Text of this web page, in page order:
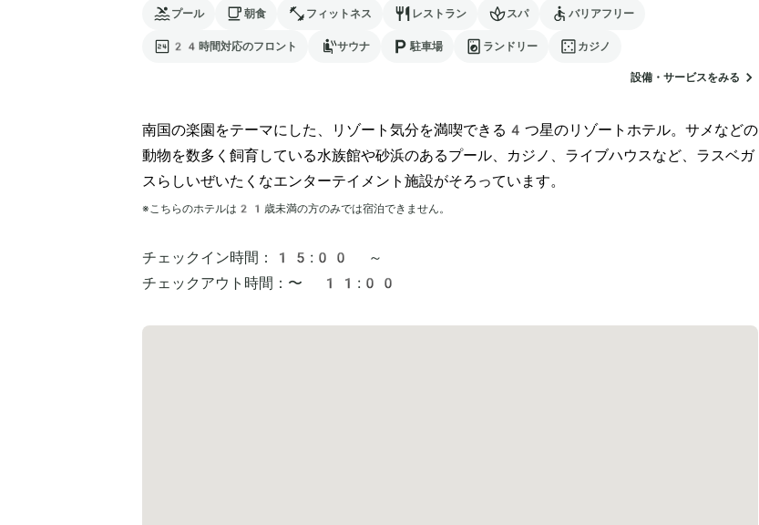
プール 朝食 フィットネス レストラン スパ バリアフリー
24時間対応のフロント サウナ 駐車場 ランドリー カジノ
設備・サービスをみる
南国の楽園をテーマにした、リゾート気分を満喫できる4つ星のリゾートホテル。サメなどの
動物を数多く飼育している水族館や砂浜のあるプール、カジノ、ライブハウスなど、ラスベガ
スらしいぜいたくなエンターテイメント施設がそろっています。
※こちらのホテルは 21 歳未満の方のみでは宿泊できません。
チェックイン時間：
15:00 ～
チェックアウト時間： 〜 11:00